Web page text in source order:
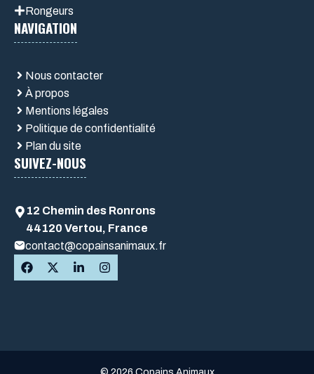
Rongeurs
NAVIGATION
Nous contacter
À propos
Mentions légales
Politique de confidentialité
Plan du site
SUIVEZ-NOUS
12 Chemin des Ronrons
44120 Vertou, France
contact@copainsanimaux.fr